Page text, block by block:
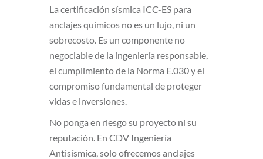
La certificación sísmica ICC-ES para
anclajes químicos no es un lujo, ni un
sobrecosto. Es un componente no
negociable de la ingeniería responsable,
el cumplimiento de la Norma E.030 y el
compromiso fundamental de proteger
vidas e inversiones.
No ponga en riesgo su proyecto ni su
reputación. En CDV Ingeniería
Antisísmica, solo ofrecemos anclajes